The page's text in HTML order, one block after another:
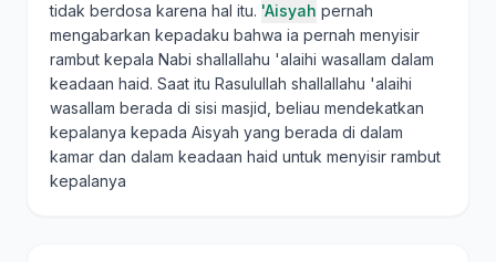
tidak berdosa karena hal itu. 'Aisyah pernah
mengabarkan kepadaku bahwa ia pernah menyisir
rambut kepala Nabi shallallahu 'alaihi wasallam dalam
keadaan haid. Saat itu Rasulullah shallallahu 'alaihi
wasallam berada di sisi masjid, beliau mendekatkan
kepalanya kepada Aisyah yang berada di dalam
kamar dan dalam keadaan haid untuk menyisir rambut
kepalanya